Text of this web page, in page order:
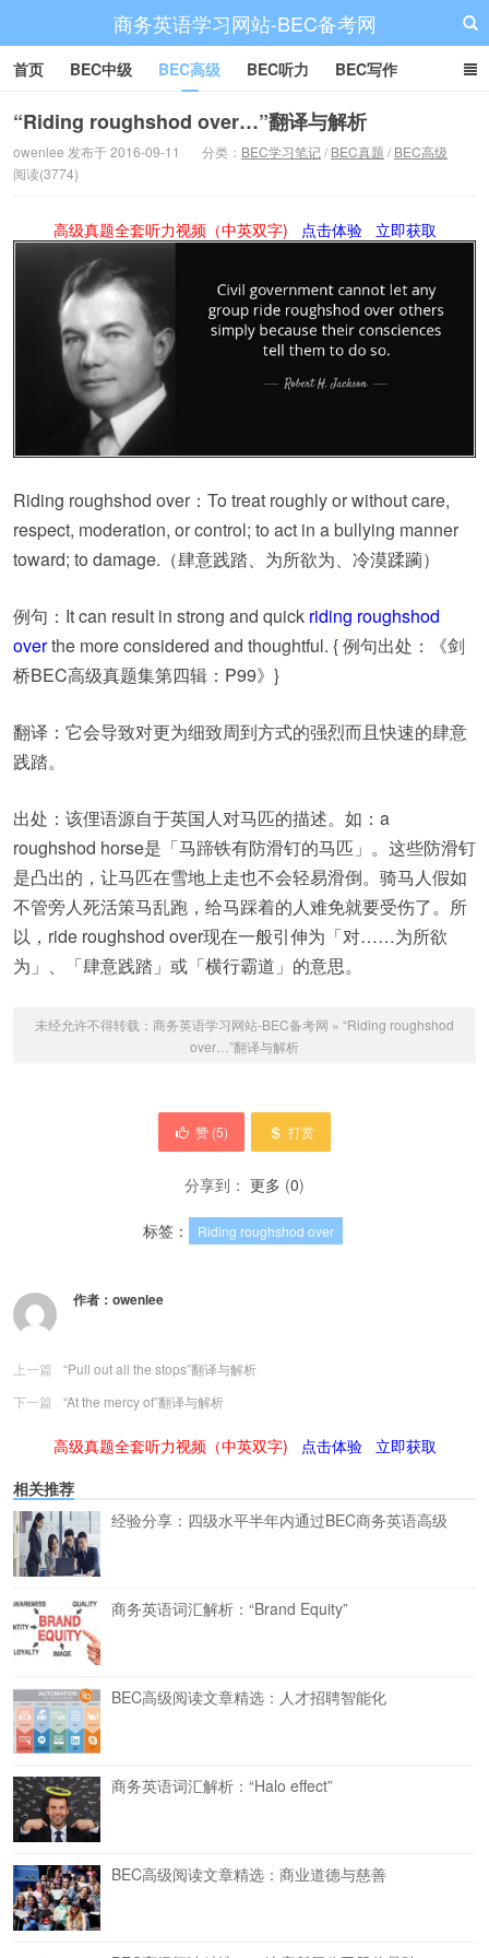
商务英语学习网站-BEC备考网
首页 BEC中级 BEC高级 BEC听力 BEC写作
BEC阅读 BEC词汇 BEC视频 BEC真题 BEC备考
“Riding roughshod over…”翻译与解析
owenlee 发布于 2016-09-11 分类： BEC学习笔记/ BEC真题 / BEC高级
阅读(3774)
高级真题全套听力视频（中英双字) 点击体验 立即获取
Riding roughshod over：To treat roughly or without care,
respect, moderation, or control; to act in a bullying manner
toward; to damage.（肆意践踏、为所欲为、冷漠蹂躏）
例句：It can result in strong and quick riding roughshod
overthe more considered and thoughtful. { 例句出处：《剑
桥BEC高级真题集第四辑：P99》}
翻译：它会导致对更为细致周到方式的强烈而且快速的肆意
践踏。
出处：该俚语源自于英国人对马匹的描述。如：a
roughshod horse是「马蹄铁有防滑钉的马匹」。这些防滑钉
是凸出的，让马匹在雪地上走也不会轻易滑倒。骑马人假如
不管旁人死活策马乱跑，给马踩着的人难免就要受伤了。所
以，ride roughshod over现在一般引伸为「对……为所欲
为」、「肆意践踏」或「横行霸道」的意思。
未经允许不得转载： 商务英语学习网站-BEC备考网 » “Riding roughshod
over…”翻译与解析
赞 (5) 打赏
分享到： 更多 (0)
标签： Riding roughshod over
作者： owenlee
上一篇
“Pull out all the stops”翻译与解析
下一篇
“At the mercy of”翻译与解析
高级真题全套听力视频（中英双字) 点击体验
立即获取
相关推荐
经验分享：四级水平半年内通过BEC商务英语高级
商务英语词汇解析：“Brand Equity”
BEC高级阅读文章精选：人才招聘智能化
商务英语词汇解析：“Halo effect”
BEC高级阅读文章精选：商业道德与慈善